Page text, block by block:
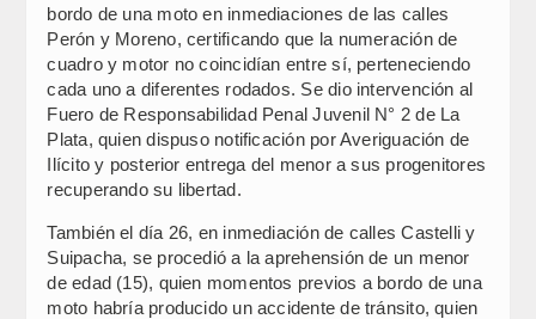
bordo de una moto en inmediaciones de las calles
Perón y Moreno, certificando que la numeración de
cuadro y motor no coincidían entre sí, perteneciendo
cada uno a diferentes rodados. Se dio intervención al
Fuero de Responsabilidad Penal Juvenil N° 2 de La
Plata, quien dispuso notificación por Averiguación de
Ilícito y posterior entrega del menor a sus progenitores
recuperando su libertad.
También el día 26, en inmediación de calles Castelli y
Suipacha, se procedió a la aprehensión de un menor
de edad (15), quien momentos previos a bordo de una
moto habría producido un accidente de tránsito, quien